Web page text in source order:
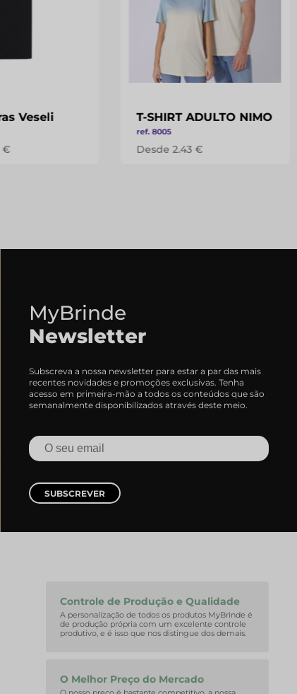
Veseli
€
T-SHIRT ADULTO NIMO
ref. 8005
Desde 2.43 €
MyBrinde
Newsletter
Subscreva a nossa newsletter para estar a par das mais
recentes novidades e promoções exclusivas. Tenha
acesso em primeira-mão a todos os conteúdos que são
semanalmente disponibilizados através deste meio.
SUBSCREVER
Controle de Produção e Qualidade
A personalização de todos os produtos MyBrinde é
de produção própria com um excelente controle
produtivo, e é isso que nos distingue dos demais.
O Melhor Preço do Mercado